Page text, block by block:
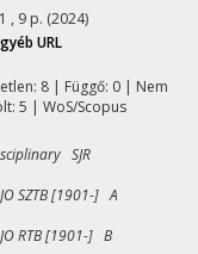
, 9 p. (2024)
URL
8 | Függő: 0 | Nem
5 | WoS/Scopus
SJR
SZTB [1901-] A
RTB [1901-] B